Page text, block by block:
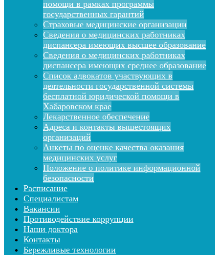
помощи в рамках программы
государственных гарантий
Страховые медицинские организации
Сведения о медицинских работниках
диспансера имеющих высшее образование
Сведения о медицинских работниках
диспансера имеющих среднее образование
Список адвокатов участвующих в
деятельности государственной системы
бесплатной юридической помощи в
Хабаровском крае
Лекарственное обеспечение
Адреса и контакты вышестоящих
организаций
Анкеты по оценке качества оказания
медицинских услуг
Положение о политике информационной
безопасности
Расписание
Специалистам
Вакансии
Противодействие коррупции
Наши доктора
Контакты
Бережливые технологии